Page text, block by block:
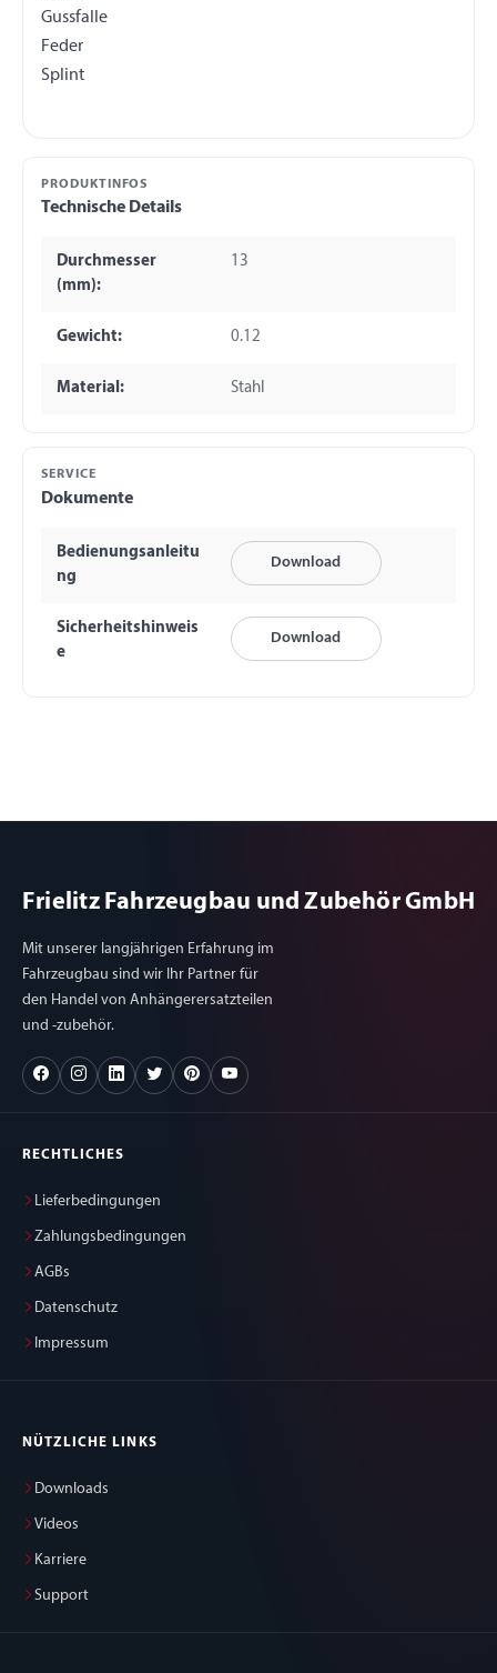
Gussfalle
Feder
PRODUKTINFOS
Technische Details
Durchmesser
(mm):
13
Gewicht: 0.12
Material: Stahl
SERVICE
Dokumente
Bedienungsanleitu
ng
Download
Sicherheitshinweis
e
Download
Frielitz Fahrzeugbau und Zubehör GmbH
Mit unserer langjährigen Erfahrung im
Fahrzeugbau sind wir Ihr Partner für
den Handel von Anhängerersatzteilen
und -zubehör.
RECHTLICHES
Lieferbedingungen
Zahlungsbedingungen
AGBs
Datenschutz
Impressum
NÜTZLICHE LINKS
Downloads
Videos
Karriere
Support